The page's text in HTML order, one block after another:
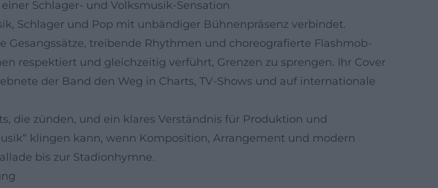
Schlager- und Volksmusik-Sensation
Schlager und Pop mit unbändiger Bühnenpräsenz verbindet.
treibende Rhythmen und choreografierte Flashmob-
respektiert und gleichzeitig verführt, Grenzen zu sprengen. Ihr Cover
der Band den Weg in Charts, TV-Shows und auf internationale
die zünden, und ein klares Verständnis für Produktion und
klingen kann, wenn Komposition, Arrangement und modern
bis zur Stadionhymne.